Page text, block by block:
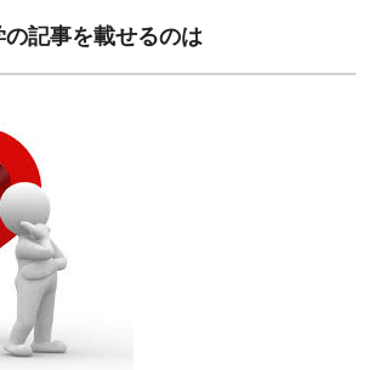
記事を載せるのは